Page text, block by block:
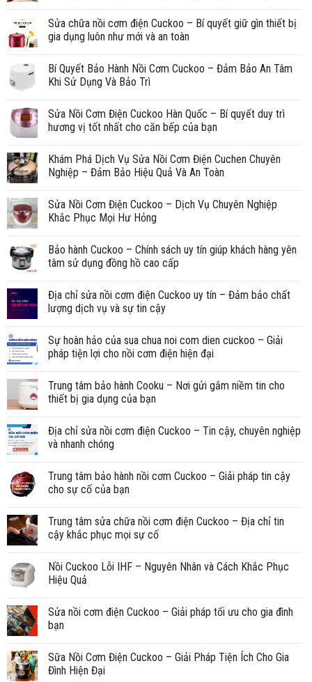
Sửa chữa nồi cơm điện Cuckoo – Bí quyết giữ gìn thiết bị
gia dụng luôn như mới và an toàn
Bí Quyết Bảo Hành Nồi Cơm Cuckoo – Đảm Bảo An Tâm
Khi Sử Dụng Và Bảo Trì
Sửa Nồi Cơm Điện Cuckoo Hàn Quốc – Bí quyết duy trì
hương vị tốt nhất cho căn bếp của bạn
Khám Phá Dịch Vụ Sửa Nồi Cơm Điện Cuchen Chuyên
Nghiệp – Đảm Bảo Hiệu Quả Và An Toàn
Sửa Nồi Cơm Điện Cuckoo – Dịch Vụ Chuyên Nghiệp
Khắc Phục Mọi Hư Hỏng
Bảo hành Cuckoo – Chính sách uy tín giúp khách hàng yên
tâm sử dụng đồng hồ cao cấp
Địa chỉ sửa nồi cơm điện Cuckoo uy tín – Đảm bảo chất
lượng dịch vụ và sự tin cậy
Sự hoàn hảo của sua chua noi com dien cuckoo – Giải
pháp tiện lợi cho nồi cơm điện hiện đại
Trung tâm bảo hành Cooku – Nơi gửi gắm niềm tin cho
thiết bị gia dụng của bạn
Địa chỉ sửa nồi cơm điện Cuckoo – Tin cậy, chuyên nghiệp
và nhanh chóng
Trung tâm bảo hành nồi cơm Cuckoo – Giải pháp tin cậy
cho sự cố của bạn
Trung tâm sửa chữa nồi cơm điện Cuckoo – Địa chỉ tin
cậy khắc phục mọi sự cố
Nồi Cuckoo Lỗi IHF – Nguyên Nhân và Cách Khắc Phục
Hiệu Quả
Sửa nồi cơm điện Cuckoo – Giải pháp tối ưu cho gia đình
bạn
Sữa Nồi Cơm Điện Cuckoo – Giải Pháp Tiện Ích Cho Gia
Đình Hiện Đại